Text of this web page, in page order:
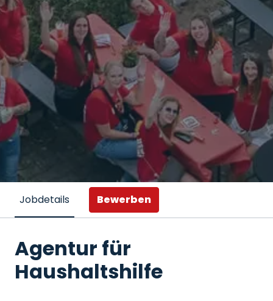
Jobdetails Bewerben
Agentur für
Haushaltshilfe